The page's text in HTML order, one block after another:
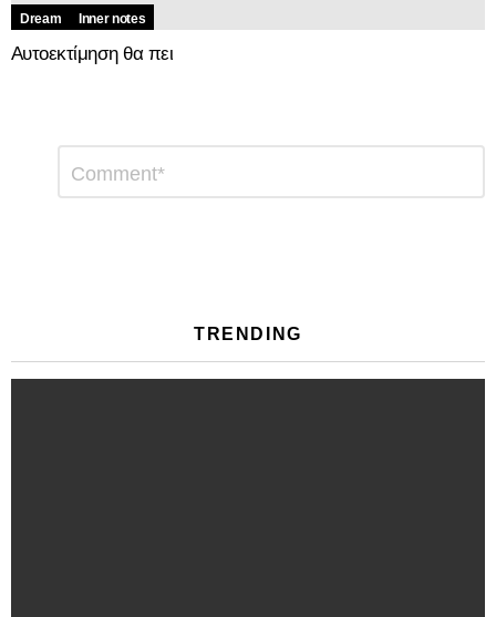
Dream Inner notes
Αυτοεκτίμηση θα πει
απάντηση
TRENDING